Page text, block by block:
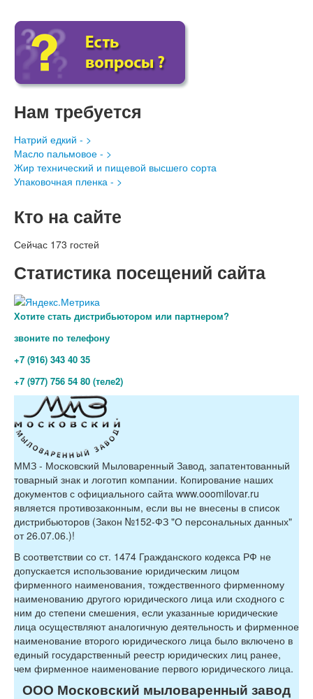
Нам требуется
Натрий едкий - >
Масло пальмовое - >
Жир технический и пищевой высшего сорта
Упаковочная пленка - >
Кто на сайте
Сейчас 173 гостей
Статистика посещений сайта
Хотите стать дистрибьютором или партнером?
звоните по телефону
+7 (916) 343 40 35
+7 (977) 756 54 80 (теле2)
ММЗ - Московский Мыловаренный Завод, запатентованный
товарный знак и логотип компании. Копирование наших
документов с официального сайта www.ooomilovar.ru
является противозаконным, если вы не внесены в список
дистрибьюторов (Закон №152-ФЗ "О персональных данных"
от 26.07.06.)!
В соответствии со ст. 1474 Гражданского кодекса РФ не
допускается использование юридическим лицом
фирменного наименования, тождественного фирменному
наименованию другого юридического лица или сходного с
ним до степени смешения, если указанные юридические
лица осуществляют аналогичную деятельность и фирменное
наименование второго юридического лица было включено в
единый государственный реестр юридических лиц ранее,
чем фирменное наименование первого юридического лица.
ООО Московский мыловаренный завод